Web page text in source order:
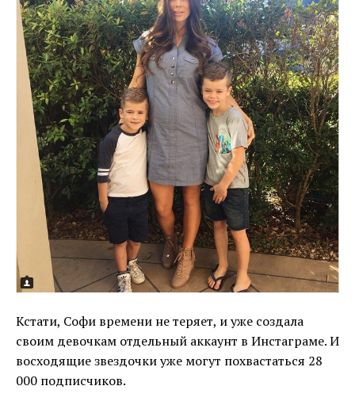
Кстати, Софи времени не теряет, и уже создала
своим девочкам отдельный аккаунт в Инстаграме. И
восходящие звездочки уже могут похвастаться 28
000 подписчиков.